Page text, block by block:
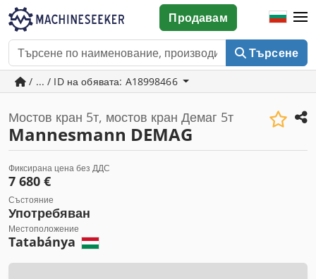
Търсене
Продавам
/ ... / ID на обявата: A18998466
Мостов кран 5т, мостов кран Демаг 5т
Mannesmann DEMAG
Фиксирана цена без ДДС
7 680 €
Състояние
Употребяван
Местоположение
Tatabánya